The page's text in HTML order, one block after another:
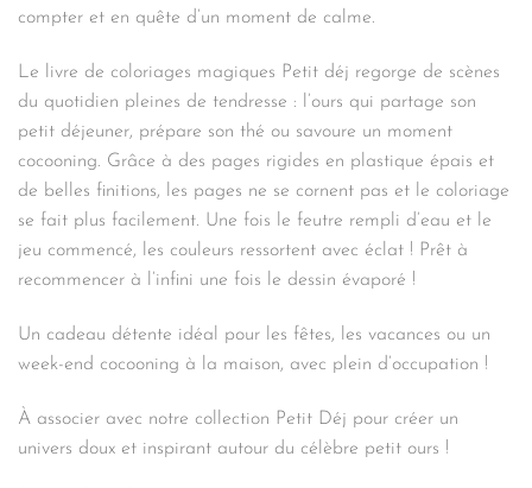
compter et en quête d’un moment de calme.
Le livre de coloriages magiques Petit déj regorge de scènes
du quotidien pleines de tendresse : l’ours qui partage son
petit déjeuner, prépare son thé ou savoure un moment
cocooning. Grâce à des pages rigides en plastique épais et
de belles finitions, les pages ne se cornent pas et le coloriage
se fait plus facilement. Une fois le feutre rempli d’eau et le
jeu commencé, les couleurs ressortent avec éclat ! Prêt à
recommencer à l’infini une fois le dessin évaporé !
Un cadeau détente idéal pour les fêtes, les vacances ou un
week-end cocooning à la maison, avec plein d’occupation !
À associer avec notre collection Petit Déj pour créer un
univers doux et inspirant autour du célèbre petit ours !